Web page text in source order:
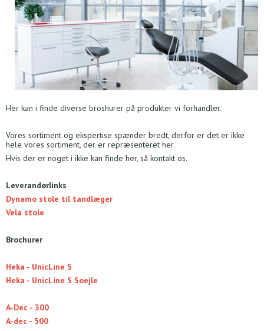
Her kan i finde diverse broshurer på produkter vi forhandler.
Vores sortiment og ekspertise spænder bredt, derfor er det er ikke
hele vores sortiment, der er repræsenteret her.
Hvis der er noget i ikke kan finde her, så kontakt os.
Leverandørlinks
Dynamo stole til tandlæger
Vela stole
Brochurer
Heka - UnicLine S
Heka - UnicLine S Soejle
A-Dec - 300
A-dec - 500